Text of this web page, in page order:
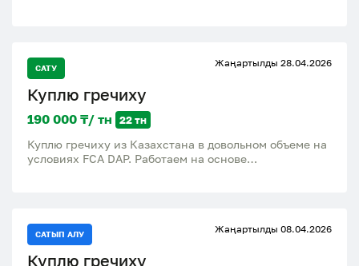
дачи Энергетик Режим работы Пн-Вс с 09:00 до
18:00
САТУ Жаңартылды 28.04.2026
Куплю гречиху
190 000 ₸/ тн 22 тн
Куплю гречиху из Казахстана в довольном объеме на
условиях FCA DAP. Работаем на основе
Предложения на e-mail: или ватсап: +48 609 911 700.
САТЫП АЛУ Жаңартылды 08.04.2026
Куплю гречиху